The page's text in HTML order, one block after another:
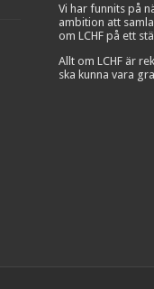
Vi har funnits på
ambition att
om LCHF på ett
Allt om LCHF är
ska kunna vara